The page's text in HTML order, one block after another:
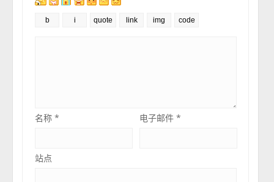
名称* 电子邮件*
站点